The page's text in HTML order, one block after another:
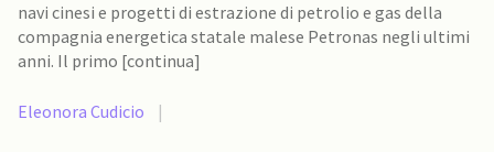
navi cinesi e progetti di estrazione di petrolio e gas della
compagnia energetica statale malese Petronas negli ultimi
anni. Il primo [continua]
Eleonora Cudicio |